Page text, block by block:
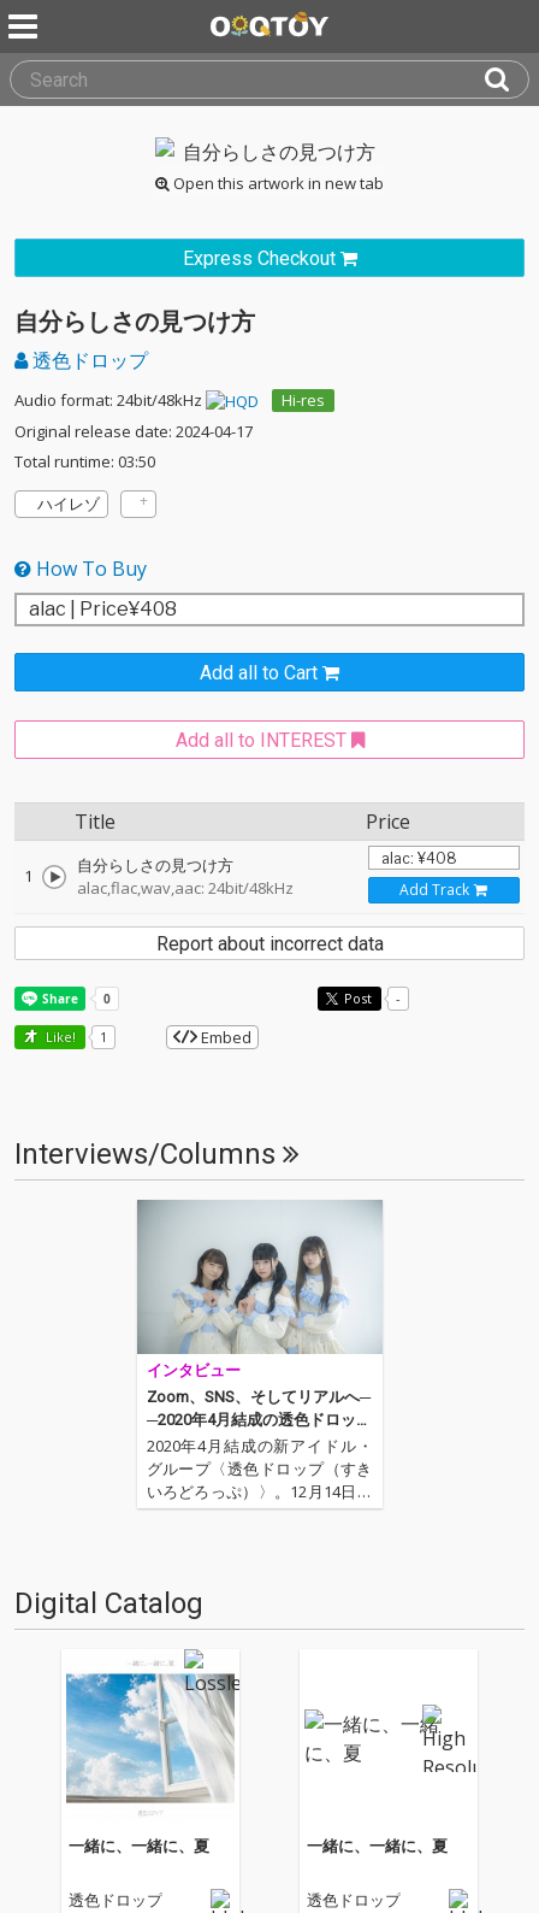
Open this artwork in new tab
Express Checkout
自分らしさの見つけ方
透色ドロップ
Audio format: 24bit/48kHz
Hi-res
Original release date: 2024-04-17
Total runtime: 03:50
ハイレゾ
How To Buy
Add all to Cart
Add all to INTEREST
Title Price
1
自分らしさの見つけ方
alac,flac,wav,aac: 24bit/48kHz
Add Track
Report about incorrect data
Post -
Like! 1 Embed
Interviews/Columns
インタビュー
Zoom、SNS、そしてリアルへ─
─2020年4月結成の透色ドロッ
プ、OTOTOY初インタヴュー
2020年4月結成の新アイドル・
グループ〈透色ドロップ（すき
いろどろっぷ）〉。12月14日に
2ndEP「透色学概論」を配信リ
3名をお招きしてOTOTOY初イン
タヴューを…
Digital Catalog
一緒に、一緒に、夏
透色ドロップ
一緒に、一緒に、夏
透色ドロップ